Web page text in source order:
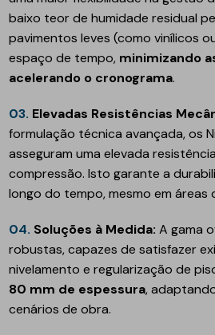
baixo teor de humidade residual
pavimentos leves (como vinílicos
espaço de tempo, minimizando
acelerando o cronograma.
03. Elevadas Resistências
formulação técnica avançada, os
asseguram uma elevada
compressão. Isto garante a
longo do tempo, mesmo em áreas
04. Soluções à Medida: A gama
robustas, capazes de satisfazer
nivelamento e regularização de
80 mm de espessura,
cenários de obra.